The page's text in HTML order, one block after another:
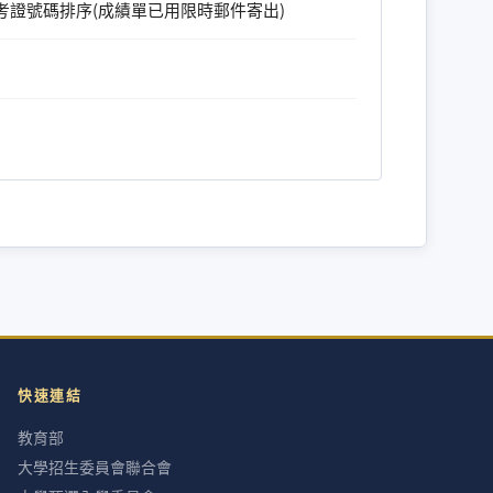
號碼排序(成績單已用限時郵件寄出)
快速連結
教育部
大學招生委員會聯合會